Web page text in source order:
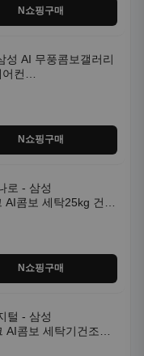
N쇼핑구매
성 AI 무풍콤보갤러리
컨
치포함
N쇼핑구매
로 - 삼성
콤보 세탁25kg 건조
N쇼핑구매
털 - 삼성
콤보 세탁기건조기